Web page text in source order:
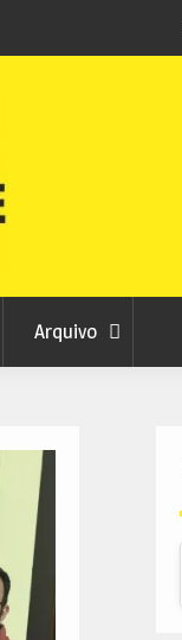
Covilhã avança
Municipal
Arquivo